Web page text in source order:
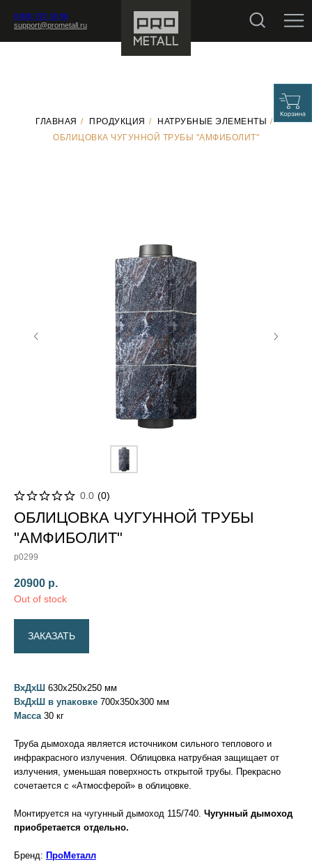
8 800 707 30 96
support@prometall.ru
ГЛАВНАЯ / ПРОДУКЦИЯ / НАТРУБНЫЕ ЭЛЕМЕНТЫ /
ОБЛИЦОВКА ЧУГУННОЙ ТРУБЫ "АМФИБОЛИТ"
0.0 (0)
ОБЛИЦОВКА ЧУГУННОЙ ТРУБЫ
"АМФИБОЛИТ"
p0299
20900 р.
Out of stock
ЗАКАЗАТЬ
ВхДхШ 630х250х250 мм
ВхДхШ в упаковке 700х350х300 мм
Масса30 кг
Труба дымохода является источником сильного теплового и
инфракрасного излучения. Облицовка натрубная защищает от
излучения, уменьшая поверхность открытой трубы. Прекрасно
сочетается с «Атмосферой» в облицовке.
Монтируется на чугунный дымоход 115/740. Чугунный дымоход
приобретается отдельно.
Бренд: ПроМеталл